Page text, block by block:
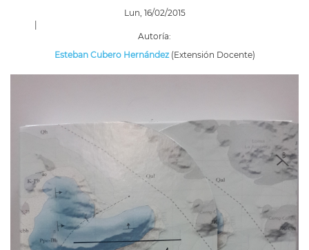
Lun, 16/02/2015
|
Autoría:
Esteban Cubero Hernández(Extensión Docente)